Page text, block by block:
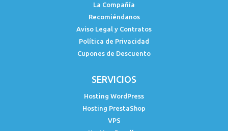
La Compañía
Recomiéndanos
Aviso Legal y Contratos
Política de Privacidad
Cupones de Descuento
SERVICIOS
Hosting WordPress
Hosting PrestaShop
VPS